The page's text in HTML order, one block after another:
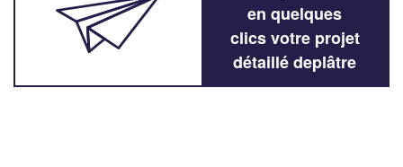
en quelques
clics votre projet
détaillé deplâtre